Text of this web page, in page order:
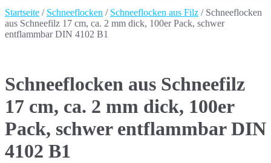
Startseite / Schneeflocken / Schneeflocken aus Filz / Schneeflocken
aus Schneefilz 17 cm, ca. 2 mm dick, 100er Pack, schwer
entflammbar DIN 4102 B1
Schneeflocken aus Schneefilz
17 cm, ca. 2 mm dick, 100er
Pack, schwer entflammbar DIN
4102 B1